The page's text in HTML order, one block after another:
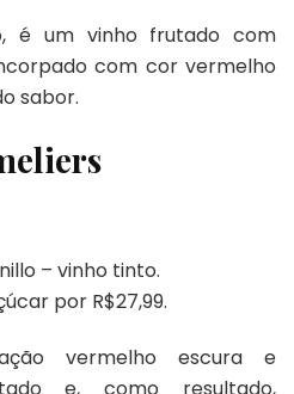
é um vinho frutado com
com cor vermelho
sabor.
– vinho tinto.
por R$27,99.
vermelho escura e
e, como resultado,